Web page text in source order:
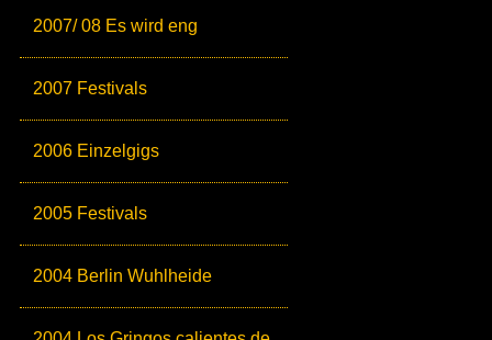
2007/ 08 Es wird eng
2007 Festivals
2006 Einzelgigs
2005 Festivals
2004 Berlin Wuhlheide